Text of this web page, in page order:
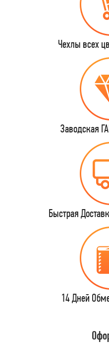
Чехлы всех
Заводская
Быстрая
14 Дней